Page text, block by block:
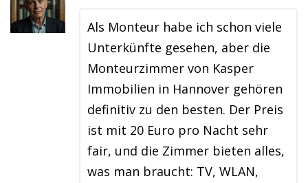
Als Monteur habe ich schon viele
Unterkünfte gesehen, aber die
Monteurzimmer von Kasper
Immobilien in Hannover gehören
definitiv zu den besten. Der Preis
ist mit 20 Euro pro Nacht sehr
fair, und die Zimmer bieten alles,
was man braucht: TV, WLAN,